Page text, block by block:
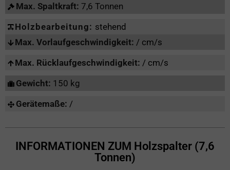
Max. Spaltkraft: 7,6 Tonnen
Holzbearbeitung: stehend
Max. Vorlaufgeschwindigkeit: / cm/s
Max. Rücklaufgeschwindigkeit: / cm/s
Gewicht: 150 kg
Gerätemaße: /
INFORMATIONEN ZUM Holzspalter (7,6
Tonnen)